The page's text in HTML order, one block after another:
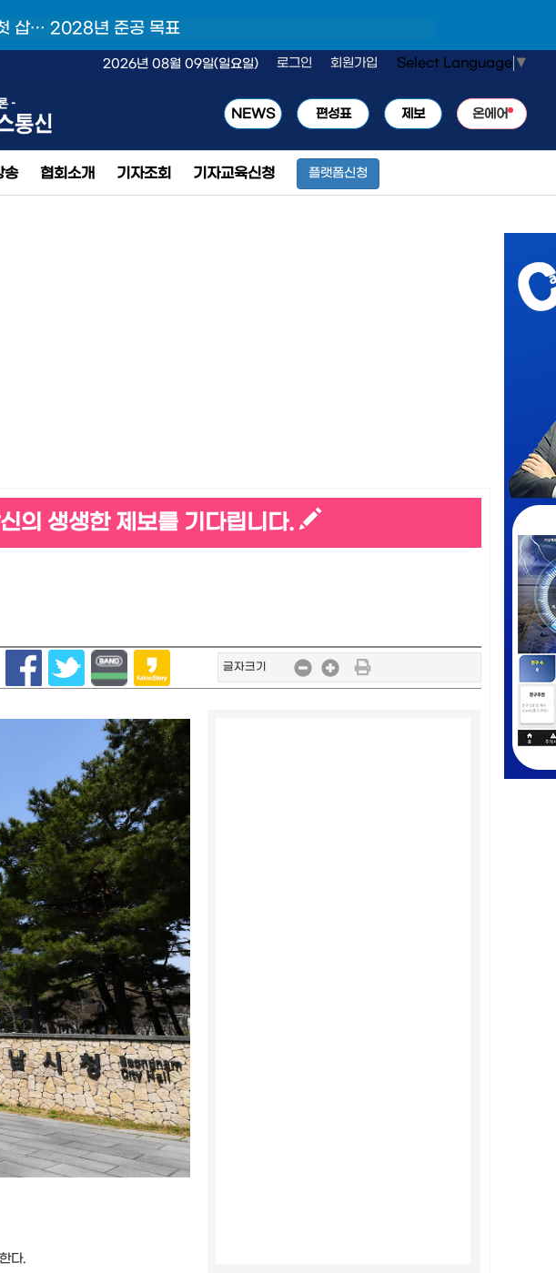
첫 삽… 2028년 준공 목표
2026년 08월 09일(일요일) 로그인 회원가입 Select Language ▼
NEWS 편성표 제보 온에어
송 협회소개 기자조회 기자교육신청 플랫폼신청
의 생생한 제보를 기다립니다.
글자크기
다.